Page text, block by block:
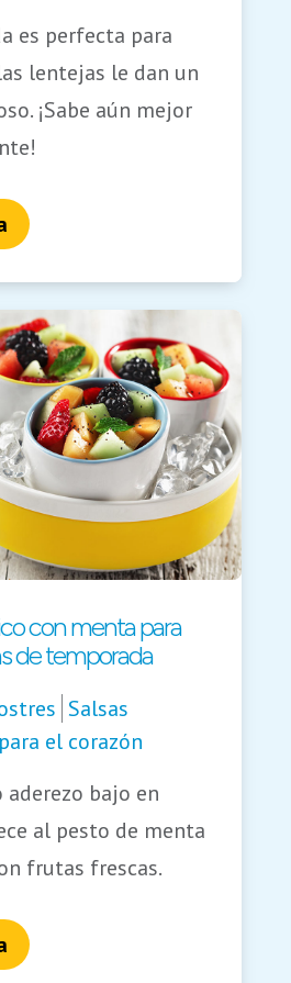
es perfecta para
lentejas le dan un
¡Sabe aún mejor
con menta para
de temporada
Salsas
el corazón
aderezo bajo en
al pesto de menta
frutas frescas.